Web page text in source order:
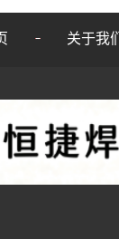
关于我们